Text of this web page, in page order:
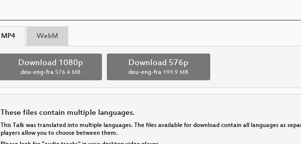
MP4 WebM
Download 1080p
deu-eng-fra 576.4 MB
Download 576p
deu-eng-fra 199.9 MB
These files contain multiple languages.
This Talk was translated into multiple languages. The files available for download contain all languages as
players allow you to choose between them.